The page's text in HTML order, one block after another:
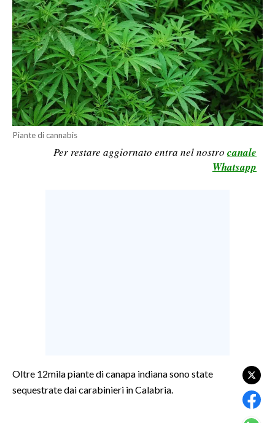
ITALIA
MONDO
POLITICA
ECONOMIA
SERVIZI ALLE IMPRESE
LAVORO
CULTURA
Piante di cannabis
Per restare aggiornato entra nel nostro canale
Whatsapp
Oltre 12mila piante di canapa indiana sono state
sequestrate dai carabinieri in Calabria.